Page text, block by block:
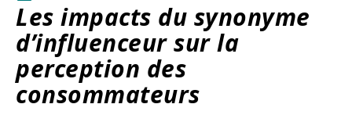
Les impacts du synonyme
d’influenceur sur la
perception des
consommateurs